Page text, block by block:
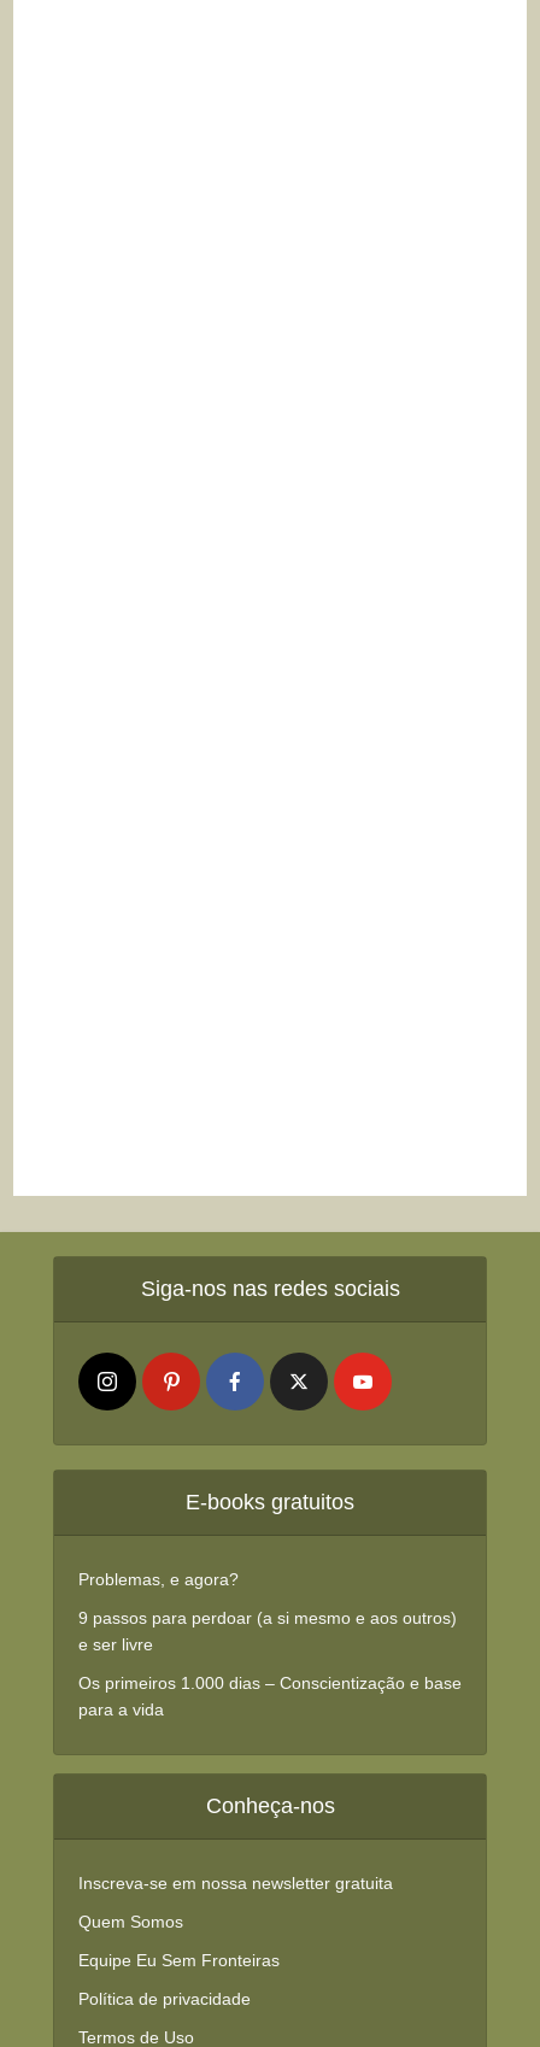
Siga-nos nas redes sociais
E-books gratuitos
Problemas, e agora?
9 passos para perdoar (a si mesmo e aos outros)
e ser livre
Os primeiros 1.000 dias – Conscientização e base
para a vida
Conheça-nos
Inscreva-se em nossa newsletter gratuita
Quem Somos
Equipe Eu Sem Fronteiras
Política de privacidade
Termos de Uso